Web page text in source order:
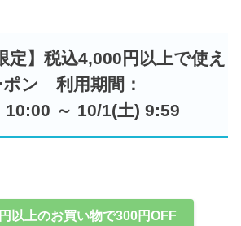
定】税込4,000円以上で使え
ポン 利用期間：
10:00 ～ 10/1(土) 9:59
以上のお買い物で300円OFF